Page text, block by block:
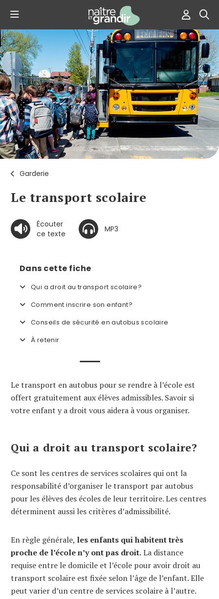
Garderie
Le transport scolaire
Écouter
ce texte
MP3
Dans cette fiche
Qui a droit au transport scolaire?
Comment inscrire son enfant?
Conseils de sécurité en autobus scolaire
À retenir
Le transport en autobus pour se rendre à l’école est
offert gratuitement aux élèves admissibles. Savoir si
votre enfant y a droit vous aidera à vous organiser.
Qui a droit au transport scolaire?
Ce sont les centres de services scolaires qui ont la
responsabilité d’organiser le transport par autobus
pour les élèves des écoles de leur territoire. Les centres
déterminent aussi les critères d’admissibilité.
En règle générale, les enfants qui habitent très
proche de l’école n’y ont pas droit.La distance
requise entre le domicile et l’école pour avoir droit au
transport scolaire est fixée selon l’âge de l’enfant. Elle
peut varier d’un centre de services scolaire à l’autre.